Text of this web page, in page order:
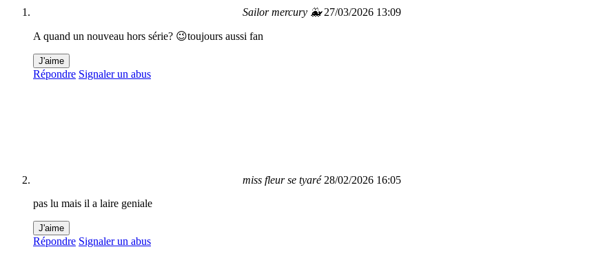
Sailor mercury 🐳 27/03/2026 13:09
A quand un nouveau hors série? 😉toujours aussi fan
J'aime
Répondre Signaler un abus
miss fleur se tyaré 28/02/2026 16:05
pas lu mais il a laire geniale
J'aime
Répondre Signaler un abus